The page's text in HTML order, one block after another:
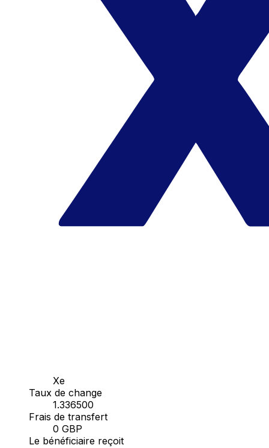
Xe
Taux de change
1.336500
Frais de transfert
0 GBP
Le bénéficiaire reçoit